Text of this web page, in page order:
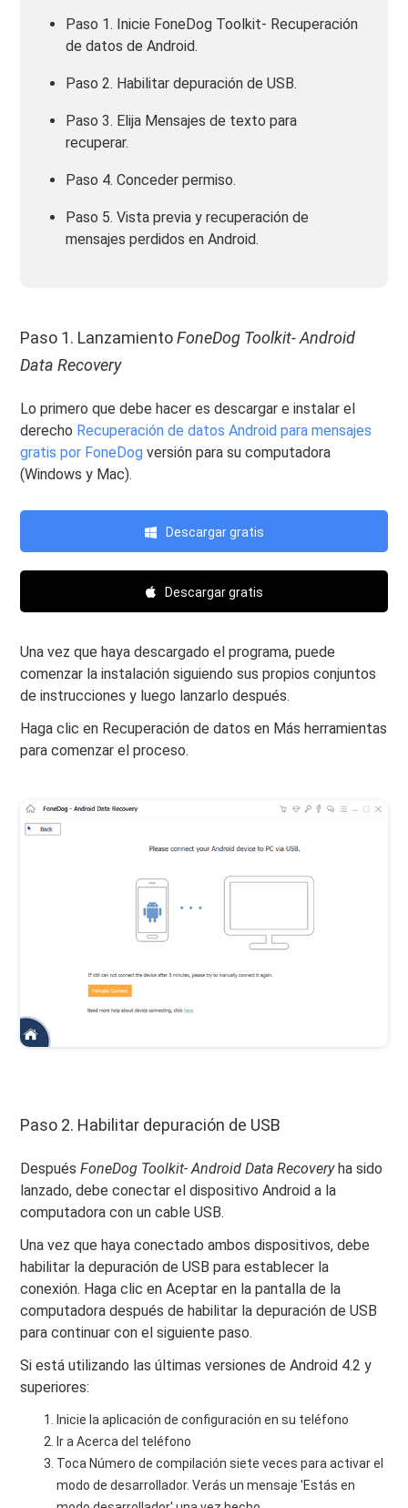
Paso 1. Inicie FoneDog Toolkit- Recuperación
de datos de Android.
Paso 2. Habilitar depuración de USB.
Paso 3. Elija Mensajes de texto para
recuperar.
Paso 4. Conceder permiso.
Paso 5. Vista previa y recuperación de
mensajes perdidos en Android.
Paso 1. LanzamientoFoneDog Toolkit- Android
Data Recovery
Lo primero que debe hacer es descargar e instalar el
derecho Recuperación de datos Android para mensajes
gratis por FoneDog versión para su computadora
(Windows y Mac).
Descargar gratis
Descargar gratis
Una vez que haya descargado el programa, puede
comenzar la instalación siguiendo sus propios conjuntos
de instrucciones y luego lanzarlo después.
Haga clic en Recuperación de datos en Más herramientas
para comenzar el proceso.
Paso 2. Habilitar depuración de USB
DespuésFoneDog Toolkit- Android Data Recoveryha sido
lanzado, debe conectar el dispositivo Android a la
computadora con un cable USB.
Una vez que haya conectado ambos dispositivos, debe
habilitar la depuración de USB para establecer la
conexión. Haga clic en Aceptar en la pantalla de la
computadora después de habilitar la depuración de USB
para continuar con el siguiente paso.
Si está utilizando las últimas versiones de Android 4.2 y
superiores:
Inicie la aplicación de configuración en su teléfono
Ir a Acerca del teléfono
Toca Número de compilación siete veces para activar el
modo de desarrollador. Verás un mensaje 'Estás en